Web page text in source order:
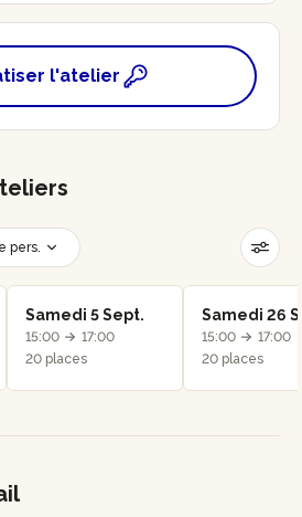
l'atelier
pers.
Réinitialiser les filtres
Samedi 5 Sept.
15:00
17:00
20 places
Samedi 26
15:00
17:00
20 places